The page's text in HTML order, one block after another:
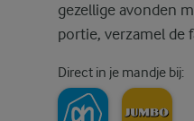
gezellige avonden
portie, verzamel de
Direct in je mandje bij: